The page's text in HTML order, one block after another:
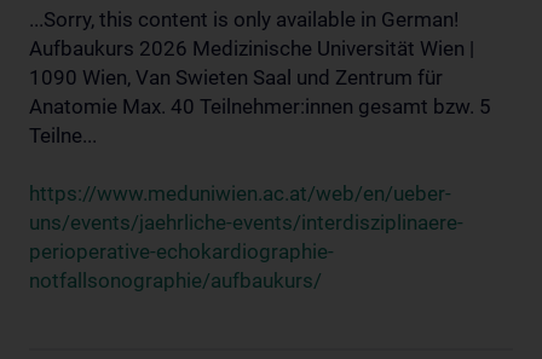
...Sorry, this content is only available in German!
Aufbaukurs 2026 Medizinische Universität Wien |
1090 Wien, Van Swieten Saal und Zentrum für
Anatomie Max. 40 Teilnehmer:innen gesamt bzw. 5
Teilne...
https://www.meduniwien.ac.at/web/en/ueber-
uns/events/jaehrliche-events/interdisziplinaere-
perioperative-echokardiographie-
notfallsonographie/aufbaukurs/